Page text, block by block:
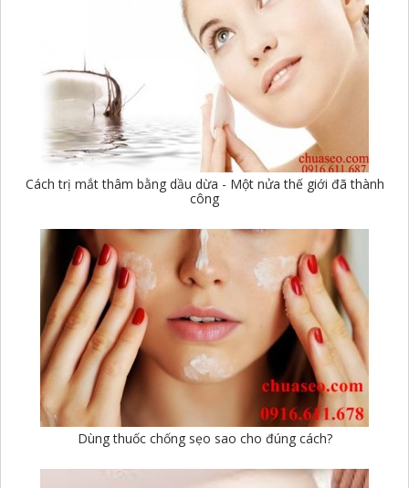
Cách trị mắt thâm bằng dầu dừa - Một nửa thế giới đã thành
công
Dùng thuốc chống sẹo sao cho đúng cách?